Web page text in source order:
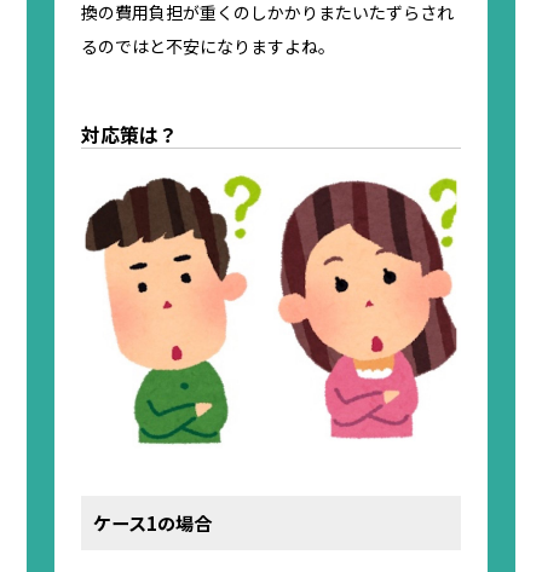
換の費用負担が重くのしかかりまたいたずらされ
るのではと不安になりますよね。
対応策は？
ケース1の場合